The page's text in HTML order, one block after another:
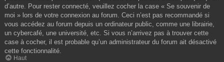
d’autre. Pour rester connecté, veuillez cocher la case « Se souvenir de
moi » lors de votre connexion au forum. Ceci n’est pas recommandé si
vous accédez au forum depuis un ordinateur public, comme une librairie,
un cybercafé, une université, etc. Si vous n’arrivez pas à trouver cette
case à cocher, il est probable qu’un administrateur du forum ait désactivé
cette fonctionnalité.
Haut